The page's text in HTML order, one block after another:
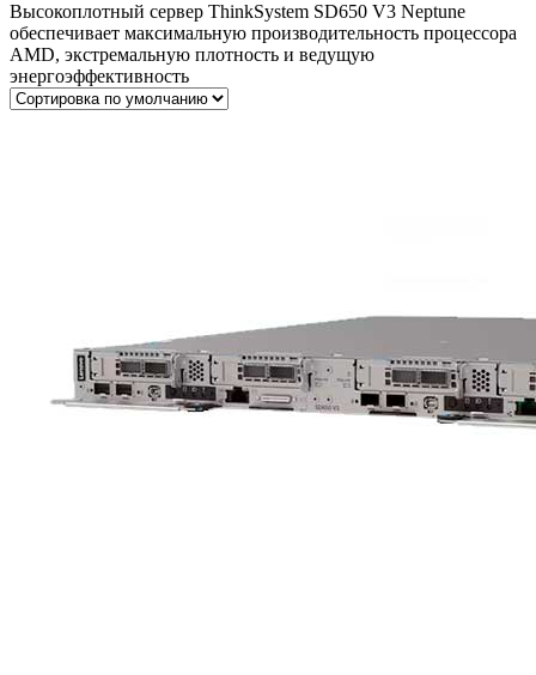
Высокоплотный сервер ThinkSystem SD650 V3 Neptune
обеспечивает максимальную производительность процессора
AMD, экстремальную плотность и ведущую
энергоэффективность